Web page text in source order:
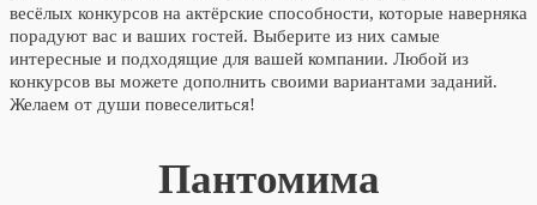
весёлых конкурсов на актёрские способности, которые наверняка
порадуют вас и ваших гостей. Выберите из них самые
интересные и подходящие для вашей компании. Любой из
конкурсов вы можете дополнить своими вариантами заданий.
Желаем от души повеселиться!
Пантомима